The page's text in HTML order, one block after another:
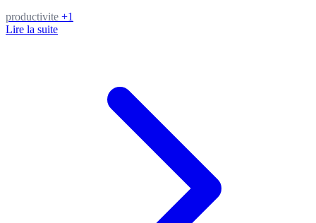
productivite +1
Lire la suite